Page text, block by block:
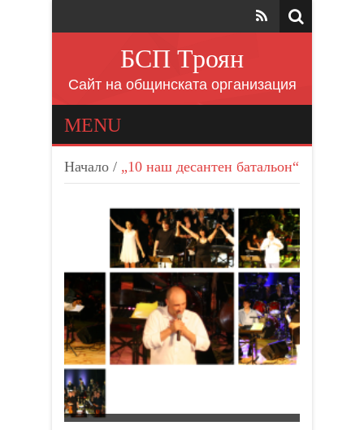
БСП Троян
Сайт на общинската организация
MENU
Начало / „10 наш десантен батальон“